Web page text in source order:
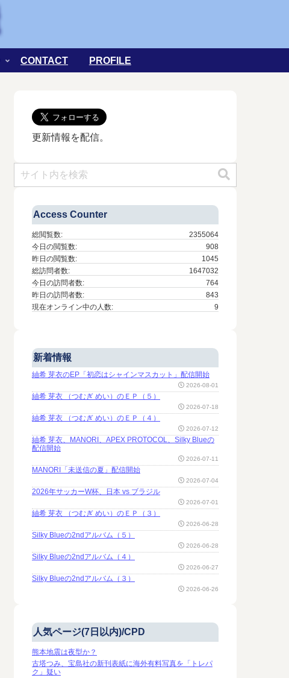
CONTACT PROFILE
更新情報を配信。
Access Counter
2355064
総閲覧数:
908
今日の閲覧数:
1045
昨日の閲覧数:
1647032
総訪問者数:
764
今日の訪問者数:
843
昨日の訪問者数:
9
現在オンライン中の人数:
新着情報
紬希 芽衣のEP「初恋はシャインマスカット」配信開始
2026-08-01
紬希 芽衣 （つむぎ めい）のＥＰ（５）
2026-07-18
紬希 芽衣 （つむぎ めい）のＥＰ（４）
2026-07-12
紬希 芽衣、MANORI、APEX PROTOCOL、Silky Blueの
配信開始
2026-07-11
MANORI「未送信の夏」配信開始
2026-07-04
2026年サッカーW杯、日本 vs ブラジル
2026-07-01
紬希 芽衣 （つむぎ めい）のＥＰ（３）
2026-06-28
Silky Blueの2ndアルバム（５）
2026-06-28
Silky Blueの2ndアルバム（４）
2026-06-27
Silky Blueの2ndアルバム（３）
2026-06-26
人気ページ(7日以内)/CPD
熊本地震は夜型か？
古塔つみ、宝島社の新刊表紙に海外有料写真を「トレパ
ク」疑い